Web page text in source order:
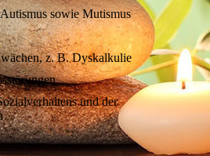
sowie Mutismus
z. B. Dyskalkulie
und der